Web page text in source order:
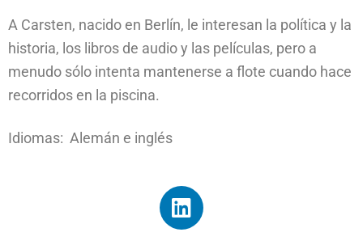
A Carsten, nacido en Berlín, le interesan la política y la
historia, los libros de audio y las películas, pero a
menudo sólo intenta mantenerse a flote cuando hace
recorridos en la piscina.
Idiomas: Alemán e inglés